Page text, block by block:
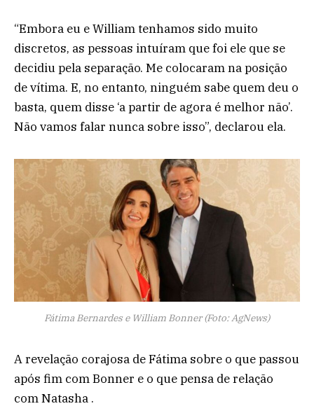
“Embora eu e William tenhamos sido muito
discretos, as pessoas intuíram que foi ele que se
decidiu pela separação. Me colocaram na posição
de vítima. E, no entanto, ninguém sabe quem deu o
basta, quem disse ‘a partir de agora é melhor não’.
Não vamos falar nunca sobre isso”, declarou ela.
Fátima Bernardes e William Bonner (Foto: AgNews)
A revelação corajosa de Fátima sobre o que passou
após fim com Bonner e o que pensa de relação
com Natasha .